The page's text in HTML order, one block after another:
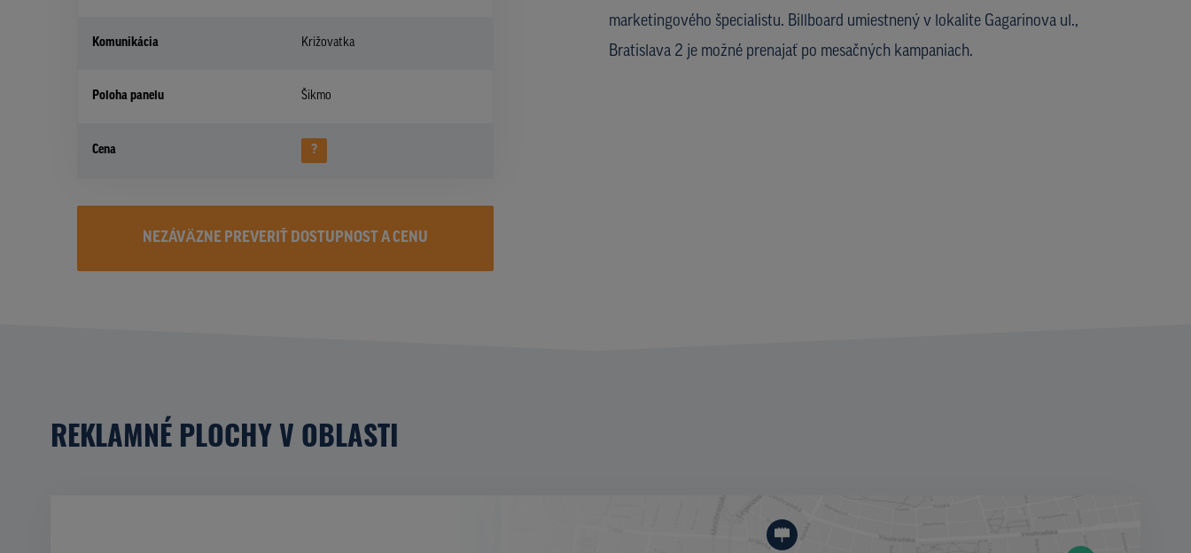
Komunikácia Križovatka
Poloha panelu Šikmo
Cena ?
marketingového špecialistu. Billboard umiestnený v lokalite Gagarinova ul.,
Bratislava 2 je možné prenajať po mesačných kampaniach.
NEZÁVÄZNE PREVERIŤ DOSTUPNOST A CENU
REKLAMNÉ PLOCHY V OBLASTI